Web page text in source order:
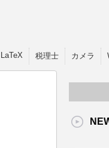
LaTeX 税理士 カメラ